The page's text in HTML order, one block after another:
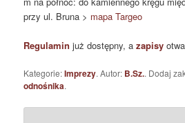
przy ul. Bruna > mapa Targeo
Regulamin już dostępny, a zapisy
Kategorie:Imprezy. Autor: B.Sz.. Dodaj
odnośnika.